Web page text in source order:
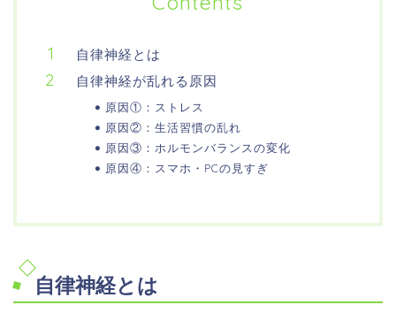
自律神経とは
自律神経が乱れる原因
原因①：ストレス
原因②：生活習慣の乱れ
原因③：ホルモンバランスの変化
原因④：スマホ・PCの見すぎ
自律神経とは